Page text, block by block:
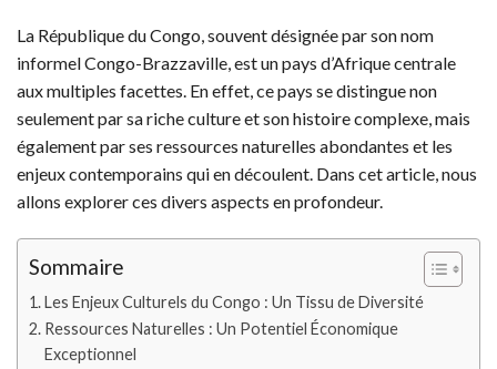
La République du Congo, souvent désignée par son nom
informel Congo-Brazzaville, est un pays d’Afrique centrale
aux multiples facettes. En effet, ce pays se distingue non
seulement par sa riche culture et son histoire complexe, mais
également par ses ressources naturelles abondantes et les
enjeux contemporains qui en découlent. Dans cet article, nous
allons explorer ces divers aspects en profondeur.
Sommaire
Les Enjeux Culturels du Congo : Un Tissu de Diversité
Ressources Naturelles : Un Potentiel Économique
Exceptionnel